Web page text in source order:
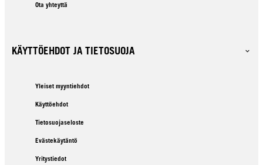
Ota yhteyttä
KÄYTTÖEHDOT JA TIETOSUOJA
Yleiset myyntiehdot
Käyttöehdot
Tietosuojaseloste
Evästekäytäntö
Yritystiedot